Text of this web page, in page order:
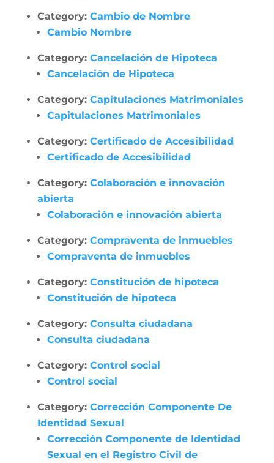
Category: Cambio de Nombre
Cambio Nombre
Category: Cancelación de Hipoteca
Cancelación de Hipoteca
Category: Capitulaciones Matrimoniales
Capitulaciones Matrimoniales
Category: Certificado de Accesibilidad
Certificado de Accesibilidad
Category: Colaboración e innovación
abierta
Colaboración e innovación abierta
Category: Compraventa de inmuebles
Compraventa de inmuebles
Category: Constitución de hipoteca
Constitución de hipoteca
Category: Consulta ciudadana
Consulta ciudadana
Category: Control social
Control social
Category: Corrección Componente De
Identidad Sexual
Corrección Componente de Identidad
Sexual en el Registro Civil de